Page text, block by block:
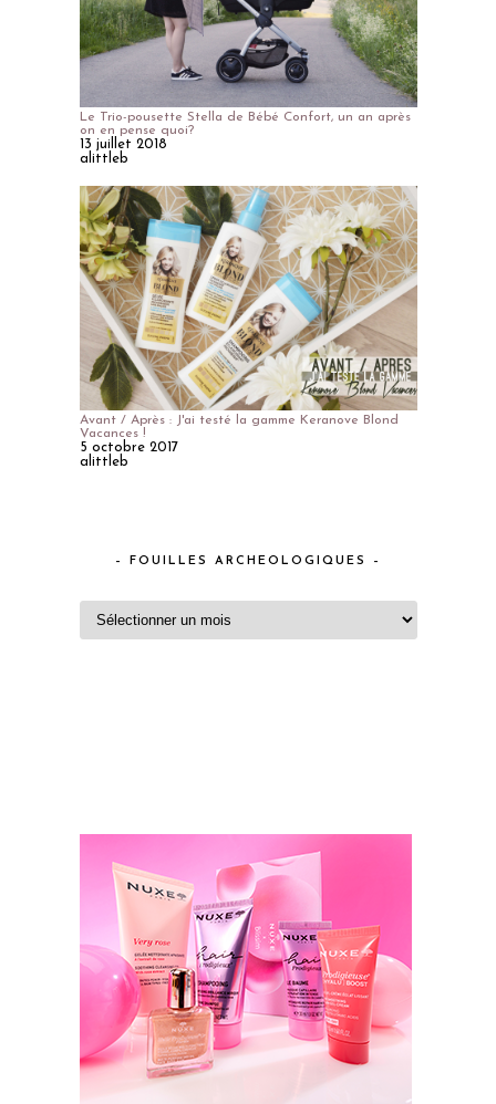
Le Trio-pousette Stella de Bébé Confort, un an après
on en pense quoi?
13 juillet 2018
alittleb
Avant / Après : J'ai testé la gamme Keranove Blond
Vacances !
5 octobre 2017
alittleb
– FOUILLES ARCHEOLOGIQUES –